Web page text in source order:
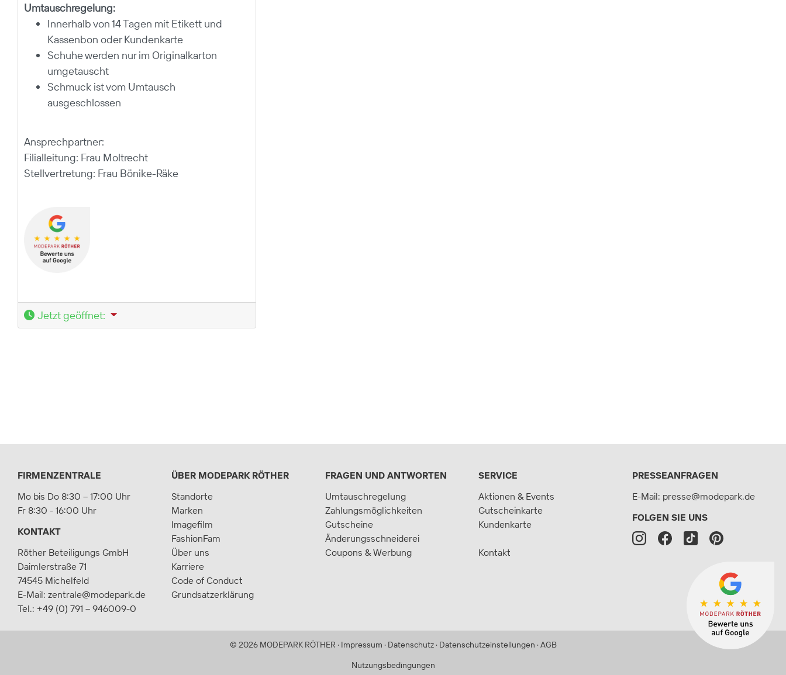
Umtauschregelung:
Innerhalb von 14 Tagen mit Etikett und
Kassenbon oder Kundenkarte
Schuhe werden nur im Originalkarton
umgetauscht
Schmuck ist vom Umtausch
ausgeschlossen
Ansprechpartner:
Filialleitung: Frau Moltrecht
Stellvertretung: Frau Bönike-Räke
Jetzt geöffnet:
FIRMENZENTRALE
Mo bis Do 8:30 – 17:00 Uhr
Fr 8:30 - 16:00 Uhr
KONTAKT
Röther Beteiligungs GmbH
Daimlerstraße 71
74545 Michelfeld
E-Mail: zentrale@modepark.de
Tel.: +49 (0) 791 – 946009-0
ÜBER MODEPARK RÖTHER
Standorte
Marken
Imagefilm
FashionFam
Über uns
Karriere
Code of Conduct
Grundsatzerklärung
FRAGEN UND ANTWORTEN
Umtauschregelung
Zahlungsmöglichkeiten
Gutscheine
Änderungsschneiderei
Coupons & Werbung
SERVICE
Aktionen & Events
Gutscheinkarte
Kundenkarte
Kontakt
PRESSEANFRAGEN
E-Mail: presse@modepark.de
FOLGEN SIE UNS
© 2026 MODEPARK RÖTHER · Impressum · Datenschutz· Datenschutzeinstellungen · AGB
Nutzungsbedingungen